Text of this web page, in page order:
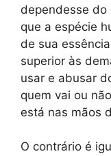
dependesse do
que a espécie
de sua
superior às
usar e abusar
quem vai ou
está nas mãos
O contrário é